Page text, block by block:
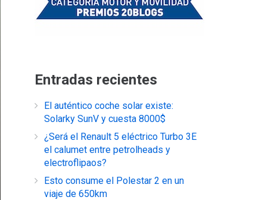
Entradas recientes
El auténtico coche solar existe:
Solarky SunV y cuesta 8000$
¿Será el Renault 5 eléctrico Turbo 3E
el calumet entre petrolheads y
electroflipaos?
Esto consume el Polestar 2 en un
viaje de 650km